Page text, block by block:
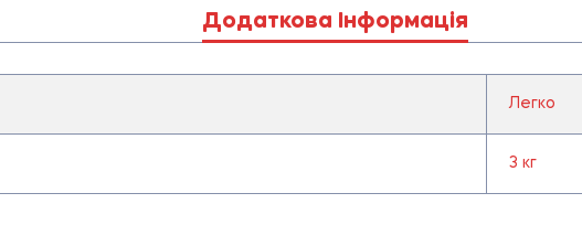
Додаткова Інформація
Легко
3 кг